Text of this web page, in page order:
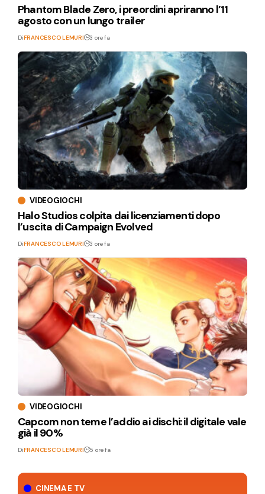
CINEMA E TV
Phantom Blade Zero, i preordini apriranno l’11
agosto con un lungo trailer
DiFRANCESCO LEMURI 3 ore fa
VIDEOGIOCHI
Halo Studios colpita dai licenziamenti dopo
l’uscita di Campaign Evolved
DiFRANCESCO LEMURI 3 ore fa
VIDEOGIOCHI
Capcom non teme l’addio ai dischi: il digitale vale
già il 90%
DiFRANCESCO LEMURI 5 ore fa